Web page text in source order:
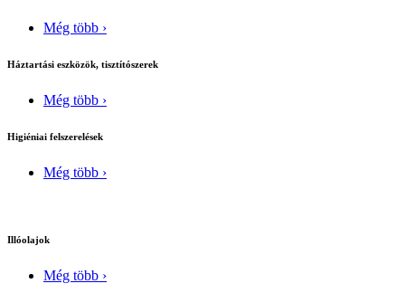
Még több ›
Háztartási eszközök, tisztítószerek
Még több ›
Higiéniai felszerelések
Még több ›
Illóolajok
Még több ›